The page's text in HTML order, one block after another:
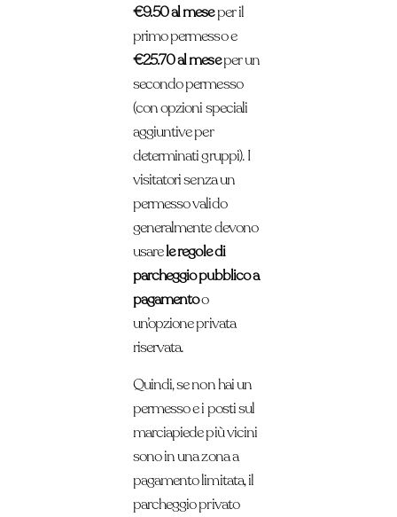
€9.50 al meseper il
primo permesso e
€25.70 al meseper un
secondo permesso
(con opzioni speciali
aggiuntive per
determinati gruppi). I
visitatori senza un
permesso valido
generalmente devono
usarele regole di
parcheggio pubblico a
pagamentoo
un’opzione privata
riservata.
Quindi, se non hai un
permesso e i posti sul
marciapiede più vicini
sono in una zona a
pagamento limitata, il
parcheggio privato